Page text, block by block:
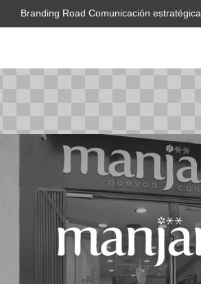
Branding Road Comunicación estratégica